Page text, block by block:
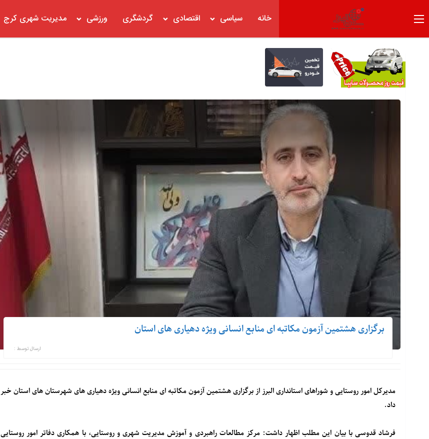
خانه سیاسی اقتصادی گردشگری ورزشی مدیریت شهری کرج
برگزاری هشتمین آزمون مکاتبه ای منابع انسانی ویژه دهیاری های استان
ارسال توسط :
مدیرکل امور روستایی و شوراهای استانداری البرز از برگزاری هشتمین آزمون مکاتبه ای منابع انسانی ویژه دهیاری های شهرستان های استان خبر
داد.
فرشاد قدوسی با بیان این مطلب اظهار داشت: مرکز مطالعات راهبردی و آموزش مدیریت شهری و روستایی، با همکاری دفاتر امور روستایی